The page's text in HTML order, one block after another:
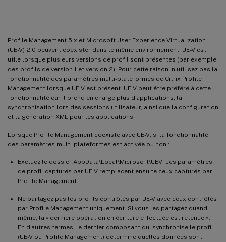
Profile Management 5.x et Microsoft User Experience Virtualization
(UE-V) 2.0 peuvent coexister dans le même environnement. UE-V est
utile lorsque plusieurs versions de profil sont présentes (par exemple,
des profils de version 1 et version 2). Pour cette raison, n’utilisez pas la
fonctionnalité des paramètres multi-plateformes de Citrix Profile
Management lorsque UE-V est présent. UE-V peut être préféré à cette
fonctionnalité car il prend en charge plus d’applications, la
synchronisation lors des sessions utilisateur, ainsi que la configuration
et la génération XML pour les applications.
Lorsque Profile Management coexiste avec UE-V, si la fonctionnalité
des paramètres multi-plateformes est activée ou non :
Excluez le dossier AppData\Local\Microsoft\UEV. Les paramètres
de profil capturés par UE-V remplacent ensuite ceux capturés par
Profile Management.
Ne partagez pas les profils contrôlés par UE-V avec ceux contrôlés
par Profile Management uniquement. Si vous les partagez quand
même, la « dernière opération en écriture effectuée est retenue ».
En d’autres termes, le dernier composant qui synchronise le profil
(UE-V ou Profile Management) détermine quelles données sont